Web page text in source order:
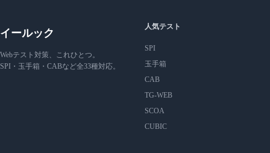
イールック
Webテスト対策、これひとつ。
SPI・玉手箱・CABなど全33種対応。
人気テスト
SPI
玉手箱
CAB
TG-WEB
SCOA
CUBIC